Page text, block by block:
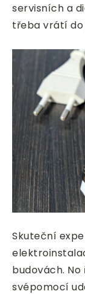
servisních a
třeba vrátí do
Skuteční
budovách.
svépomocí